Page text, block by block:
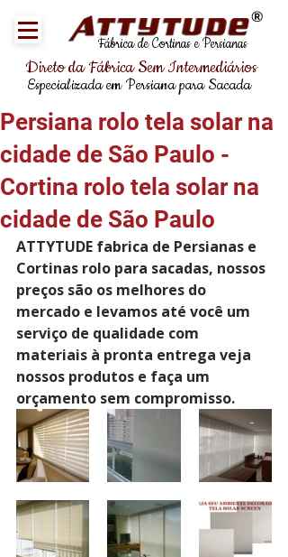
Fábrica de Cortinas e Persianas
®
Direto da Fábrica Sem Intermediários
Especializada em Persiana para Sacada
Persiana rolo tela solar na
cidade de São Paulo -
Cortina rolo tela solar na
cidade de São Paulo
ATTYTUDE fabrica de Persianas e
Cortinas rolo para sacadas, nossos
preços são os melhores do
mercado e levamos até você um
serviço de qualidade com
materiais à pronta entrega veja
nossos produtos e faça um
orçamento sem compromisso.